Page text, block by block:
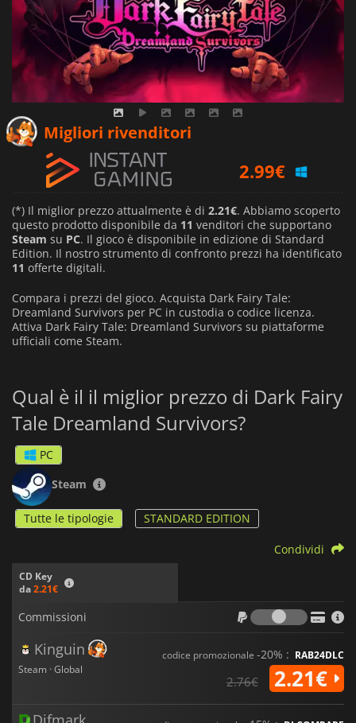
Migliori rivenditori
2.99€
2.25€
(*) Il miglior prezzo attualmente è di 2.21€. Abbiamo scoperto
questo prodotto disponibile da 11 venditori che supportano
Steam su PC. Il gioco è disponibile in edizione di Standard
Edition. Il nostro strumento di confronto prezzi ha identificato
11 offerte digitali.
Compara i prezzi del gioco. Acquista Dark Fairy Tale:
Dreamland Survivors per PC in custodia o codice licenza.
Attiva Dark Fairy Tale: Dreamland Survivors su piattaforme
ufficiali come Steam.
Qual è il il miglior prezzo di Dark Fairy
Tale Dreamland Survivors?
PC
Steam
Tutte le tipologie STANDARD EDITION
CD Key
da2.21€
Condividi
Commissioni
Kinguin
Steam · Global
codice promozionale -20% : RAB24DLC
2.76€ 2.21€